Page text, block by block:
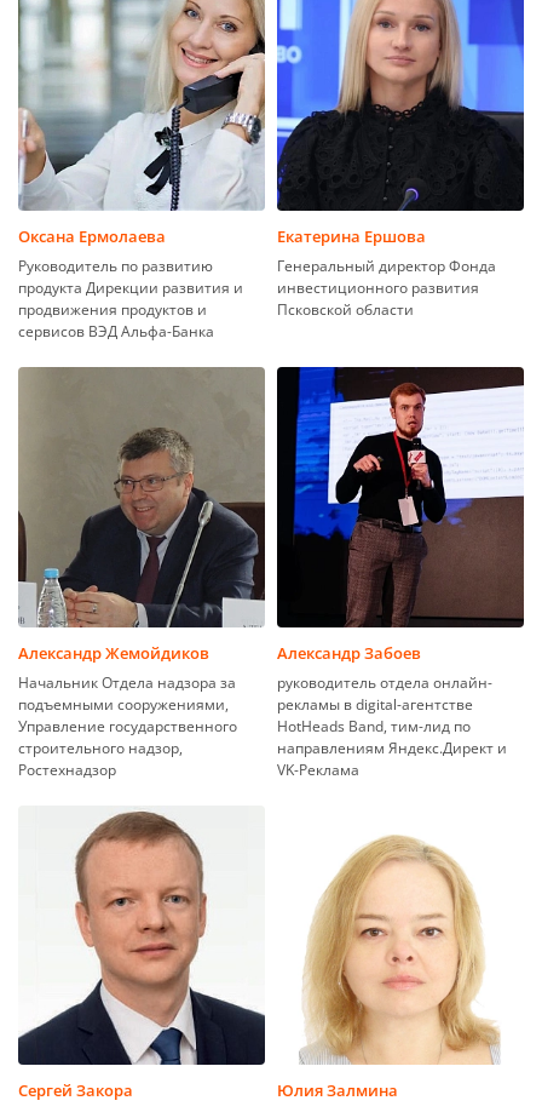
Оксана Ермолаева
Руководитель по развитию
продукта Дирекции развития и
продвижения продуктов и
сервисов ВЭД Альфа-Банка
Екатерина Ершова
Генеральный директор Фонда
инвестиционного развития
Псковской области
Александр Жемойдиков
Начальник Отдела надзора за
подъемными сооружениями,
Управление государственного
строительного надзор,
Ростехнадзор
Александр Забоев
руководитель отдела онлайн-
рекламы в digital-агентстве
HotHeads Band, тим-лид по
направлениям Яндекс.Директ и
VK-Реклама
Сергей Закора Юлия Залмина